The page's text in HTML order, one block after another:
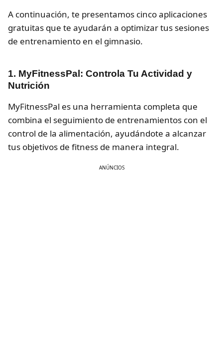
A continuación, te presentamos cinco aplicaciones
gratuitas que te ayudarán a optimizar tus sesiones
de entrenamiento en el gimnasio.
1. MyFitnessPal: Controla Tu Actividad y
Nutrición
MyFitnessPal es una herramienta completa que
combina el seguimiento de entrenamientos con el
control de la alimentación, ayudándote a alcanzar
tus objetivos de fitness de manera integral.
ANÚNCIOS